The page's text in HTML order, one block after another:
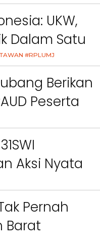
UKW,
Dalam Satu
#RPLUMJ
Berikan
Peserta
Aksi Nyata
Pernah
Barat
Bidang Pendidikan DPP
Berikan Penyuluhan
Tema Membangun
Orang Tua dalam
Anak di Era